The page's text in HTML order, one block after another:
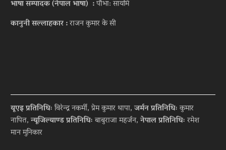
भाषा सम्पादक (नेपाल भाषा) :पौभा: सायमि
कानुनी सल्लाहकार :राजन कुमार के सी
यूएइ प्रतिनिधिःविरेन्द्र नकर्मी, प्रेम कुमार थापा,जर्मन प्रतिनिधिःकुमार
नापित,न्यूजिल्याण्ड प्रतिनिधिःबाबुराजा महर्जन,नेपाल प्रतिनिधिःरमेश
मान मुनिकार